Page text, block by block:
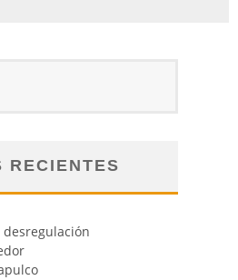
RECIENTES